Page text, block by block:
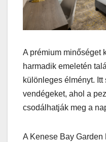
A prémium minőséget
harmadik emeletén
különleges élményt.
vendégeket, ahol a
csodálhatják meg a
A Kenese Bay